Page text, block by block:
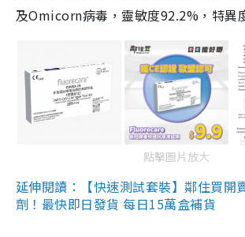
及Omicorn病毒，靈敏度92.2%，特異
點擊圖片放大
延伸閱讀：【快速測試套裝】鄰住買開
劑！最快即日發貨 每日15萬盒補貨